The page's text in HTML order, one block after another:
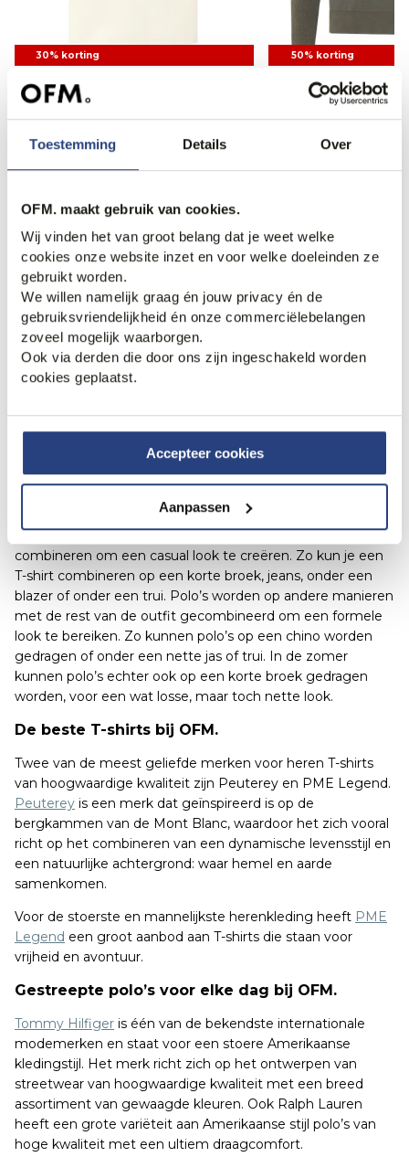
Toestemming Details Over
OFM. maakt gebruik van cookies.
Wij vinden het van groot belang dat je weet welke
cookies onze website inzet en voor welke doeleinden ze
gebruikt worden.
We willen namelijk graag én jouw privacy én de
gebruiksvriendelijkheid én onze commerciëlebelangen
zoveel mogelijk waarborgen.
Ook via derden die door ons zijn ingeschakeld worden
cookies geplaatst.
Accepteer cookies
Aanpassen
30% korting
Filling Pieces Pepper T-shirt
105,00
73,95
50% korting
Genti Schipperstrui
189,95
Het verschil tussen T-shirts en polo’s
EenT-shirt heeft meestal een ronde hals en wordt
gefabriceerd van geweven katoen. Een
polo
heeft echter
een opstaande kraag met een knoopsluiting en wordt
gemaakt van gebreid katoen. T-shirts zijn het beste
de vrije tijd gedragen. Polo’s worden daarentegen vaker
gekozen voor formele bijeenkomsten en worden vaker
Stijladviezen: polo’s en shirts
T-shirts kun je op allerlei verschillende manieren
combineren om een casual look te creëren. Zo kun je een
T-shirt combineren op een korte broek, jeans, onder een
blazer of onder een trui. Polo’s worden op andere manieren
met de rest van de outfit gecombineerd om een formele
look te bereiken. Zo kunnen polo’s op een chino worden
gedragen of onder een nette jas of trui. In de zomer
kunnen polo’s echter ook op een korte broek gedragen
worden, voor een wat losse, maar toch nette look.
De beste T-shirts bij OFM.
Twee van de meest geliefde merken voor heren T-shirts
van hoogwaardige kwaliteit zijn Peuterey en PME Legend.
Peuterey is een merk dat geïnspireerd is op de
bergkammen van de Mont Blanc, waardoor het zich vooral
richt op het combineren van een dynamische levensstijl en
een natuurlijke achtergrond: waar hemel en aarde
samenkomen.
Voor de stoerste en mannelijkste herenkleding heeft PME
Legend een groot aanbod aan T-shirts die staan voor
vrijheid en avontuur.
Gestreepte polo’s voor elke dag bij OFM.
Tommy Hilfiger is één van de bekendste internationale
modemerken en staat voor een stoere Amerikaanse
kledingstijl. Het merk richt zich op het ontwerpen van
streetwear van hoogwaardige kwaliteit met een breed
assortiment van gewaagde kleuren. Ook Ralph Lauren
heeft een grote variëteit aan Amerikaanse stijl polo’s van
hoge kwaliteit met een ultiem draagcomfort.